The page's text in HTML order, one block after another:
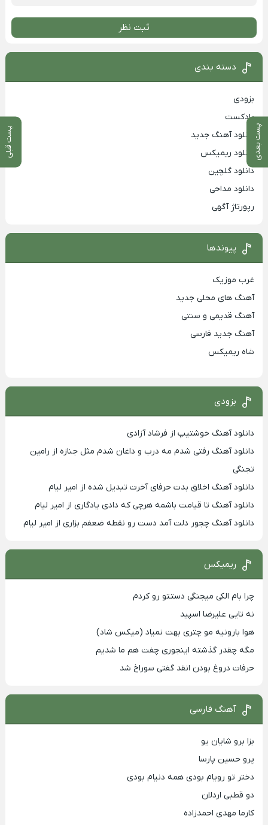
پست بعدی پست قبلی
ثبت نظر
دسته بندی
بزودی
پادکست
دانلود آهنگ جدید
دانلود ریمیکس
دانلود گلچین
دانلود مداحی
رپورتاژ آگهی
پیوندها
غرب موزیک
آهنگ های محلی جدید
آهنگ قدیمی و سنتی
آهنگ جدید فارسی
شاه ریمیکس
بزودی
دانلود آهنگ خوشتیپ از فرشاد آزادی
دانلود آهنگ رفتی شدم مه درب و داغان شدم مثل جنازه از رامین
تجنگی
دانلود آهنگ اخلاق بدت حرفای آخرت تبدیل شده از امیر لیام
دانلود آهنگ تا قیامت باشمه هرچی که دادی یادگاری از امیر لیام
دانلود آهنگ چجور دلت آمد دست رو نقطه ضعفم بزاری از امیر لیام
ریمیکس
چرا بام الکی میجنگی دستتو رو کردم
نه تایی علیرضا اسپید
هوا بارونیه مو چتری بهت نمیاد (میکس شاد)
مگه چقدر گذشته اینجوری چفت هم ما شدیم
حرفات دروغ بودن انقد گفتی سوراخ شد
آهنگ فارسی
بزا برو شایان یو
پرو حسین پارسا
دختر تو رویام بودی همه دنیام بودی
دو قطبی اردلان
کارما مهدی احمدزاده